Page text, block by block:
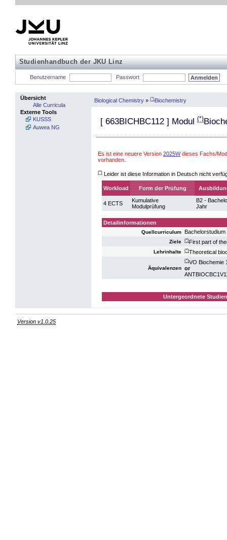
Studienhandbuch der JKU Linz
Benutzername Passwort
Übersicht
Alle Curricula
Externe Tools
KUSSS
Auwea NG
Biological Chemistry » (*)Biochemistry
[ 663BICHBC112 ] Modul (*)
Es ist eine neuere Version 2025Wdieses Fachs/
vorhanden.
(*) Leider ist diese Information in Deutsch nicht
Workload Form der Prüfung
4 ECTS
Kumulative
Modulprüfung
B2 -
Jahr
Detailinformationen
Quellcurriculum
Ziele (*)First part of
Lehrinhalte (*)Theoretical
Äquivalenzen
(*)VO Biochemie
or
Untergeordnete
Version v1.0.25